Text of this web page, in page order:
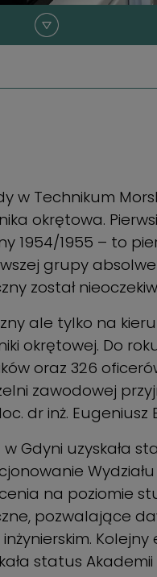
w Technikum
okrętowa.
1954/1955 – to
grupy
został
ale tylko na
Do
oraz 326
zawodowej
dr inż. Eugeniusz
Gdyni uzyskała
na poziomie
pozwalające
status Akademii